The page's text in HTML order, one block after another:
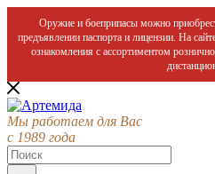
Оружие и боеприпасы можно
предъявлении паспорта и лицензии. На
ознакомления с ассортиментом
Мы работаем для Вас
с 1989 года